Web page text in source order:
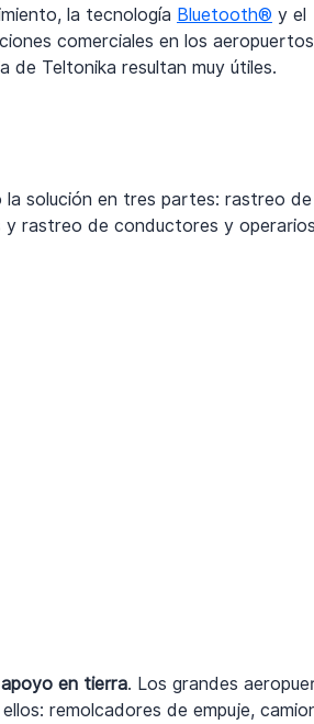
la tecnología Bluetooth® y el
comerciales en los
de Teltonika resultan muy útiles.
solución en tres partes: rastreo de
y rastreo de conductores y
en tierra. Los grandes
remolcadores de empuje,